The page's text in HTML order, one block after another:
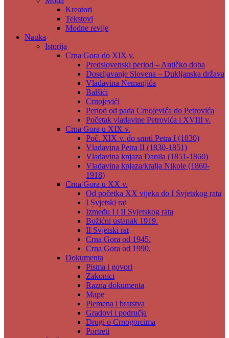
Kreatori
Tekstovi
Modne revije
Nauka
Istorija
Crna Gora do XIX v.
Predslovenski period – Antičko doba
Doseljavanje Slovena – Dukljanska država
Vladavina Nemanjića
Balšići
Crnojevići
Period od pada Crnojevića do Petrovića
Početak vladavine Petrovića i XVIII v.
Crna Gora u XIX v.
Poč. XIX v. do smrti Petra I (1830)
Vladavina Petra II (1830-1851)
Vladavina knjaza Danila (1851-1860)
Vladavina knjaza/kralja Nikole (1860-
1918)
Crna Gora u XX v.
Od početka XX vijeka do I Svjetskog rata
I Svjetski rat
Između I i II Svjetskog rata
Božićni ustanak 1919.
II Svjetski rat
Crna Gora od 1945.
Crna Gora od 1990.
Dokumenta
Pisma i govori
Zakonici
Razna dokumenta
Mape
Plemena i bratstva
Gradovi i područja
Drugi o Crnogorcima
Portreti